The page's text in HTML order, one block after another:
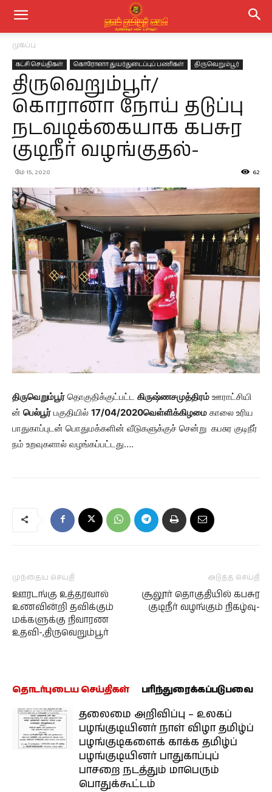
முகப்பு
கட்சி செய்திகள் கொரோனா துயர்துடைப்புப் பணிகள் திருவெறும்பூர்
திருவெறும்பூர்/
கொரானா நோய் தடுப்பு
நடவடிக்கையாக கபசுர
குடிநீர் வழங்குதல்-
மே 15, 2020 62
திருவெறும்பூர் தொகுதிக்குட்பட்ட கிருஷ்ணசமுத்திரம் ஊராட்சியி
ன் பெல்பூர் பகுதியில் 17/04/2020வெள்ளிக்கிழமை காலை உரிய
பாதுகாப்புடன் பொதுமக்களின் வீடுகளுக்குச் சென்று கபசுர குடிநீர்
நம் உறவுகளால் வழங்கப்பட்டது….
முந்தைய செய்தி
ஊரடங்கு உத்தரவால்
உணவின்றி தவிக்கும்
மக்களுக்கு நிவாரண
உதவி-,திருவெறும்பூர்
அடுத்த செய்தி
சூலூர் தொகுதியில் கபசுர
குடிநீர் வழங்கும் நிகழ்வு-
தொடர்புடைய செய்திகள் பரிந்துரைக்கப்படுபவை
தலைமை அறிவிப்பு – உலகப்
பழங்குடியினர் நாள் விழா தமிழ்ப்
பழங்குடிகளைக் காக்க தமிழ்ப்
பழங்குடியினர் பாதுகாப்புப்
பாசறை நடத்தும் மாபெரும்
பொதுக்கூட்டம்